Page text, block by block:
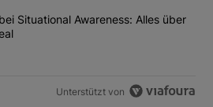
Titel "Margin Calls bei Situational
Situational Awareness: Alles über
Unterstützt von